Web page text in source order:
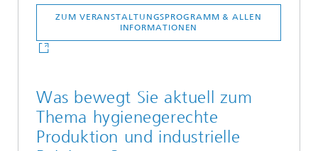
ZUM VERANSTALTUNGSPROGRAMM & ALLEN
INFORMATIONEN
Was bewegt Sie aktuell zum
Thema hygienegerechte
Produktion und industrielle